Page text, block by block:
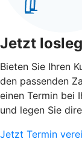
Jetzt
Bieten Sie Ihren
den passenden
einen Termin bei
und legen Sie
Jetzt Termin